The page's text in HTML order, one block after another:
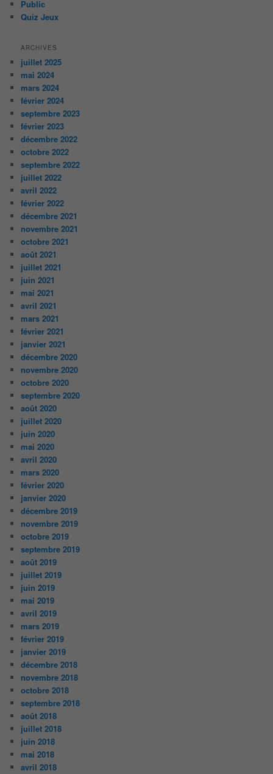
Public
Quiz Jeux
ARCHIVES
juillet 2025
mai 2024
mars 2024
février 2024
septembre 2023
février 2023
décembre 2022
octobre 2022
septembre 2022
juillet 2022
avril 2022
février 2022
décembre 2021
novembre 2021
octobre 2021
août 2021
juillet 2021
juin 2021
mai 2021
avril 2021
mars 2021
février 2021
janvier 2021
décembre 2020
novembre 2020
octobre 2020
septembre 2020
août 2020
juillet 2020
juin 2020
mai 2020
avril 2020
mars 2020
février 2020
janvier 2020
décembre 2019
novembre 2019
octobre 2019
septembre 2019
août 2019
juillet 2019
juin 2019
mai 2019
avril 2019
mars 2019
février 2019
janvier 2019
décembre 2018
novembre 2018
octobre 2018
septembre 2018
août 2018
juillet 2018
juin 2018
mai 2018
avril 2018